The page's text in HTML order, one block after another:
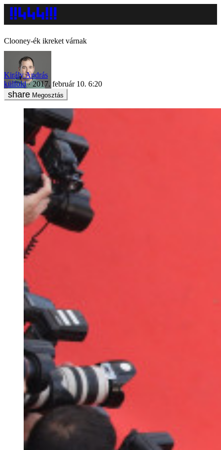
Clooney-ék ikreket várnak
Király András
külföld
2017. február 10. 6:20
Megosztás